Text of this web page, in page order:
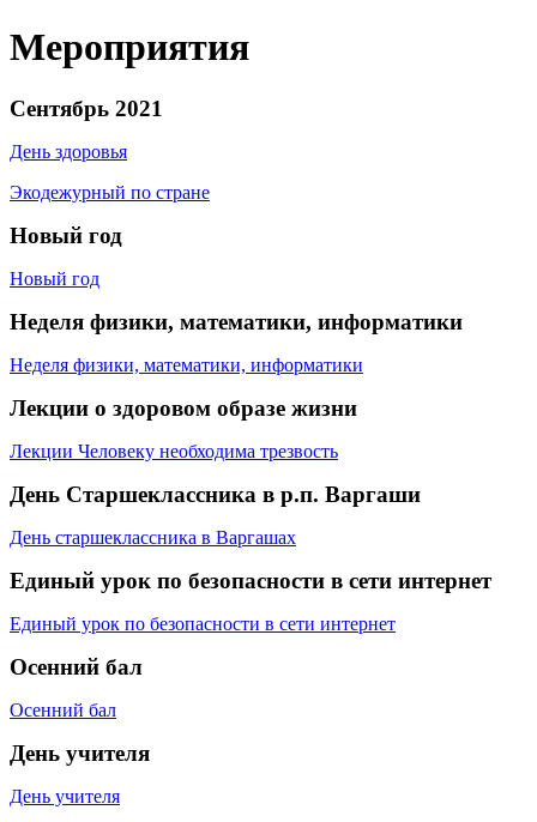
Мероприятия
Сентябрь 2021
День здоровья
Экодежурный по стране
Новый год
Новый год
Неделя физики, математики, информатики
Неделя физики, математики, информатики
Лекции о здоровом образе жизни
Лекции Человеку необходима трезвость
День Старшеклассника в р.п. Варгаши
День старшеклассника в Варгашах
Единый урок по безопасности в сети интернет
Единый урок по безопасности в сети интернет
Осенний бал
Осенний бал
День учителя
День учителя